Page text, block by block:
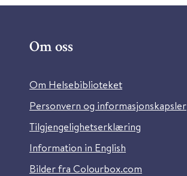
Om oss
Om Helsebiblioteket
Personvern og informasjonskapsler
Tilgjengelighetserklæring
Information in English
Bilder fra Colourbox.com